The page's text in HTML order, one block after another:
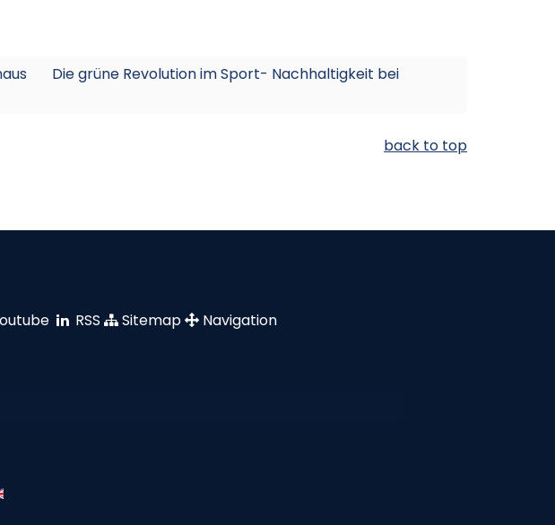
Die grüne Revolution im Sport- Nachhaltigkeit bei
back to top
RSS Sitemap Navigation